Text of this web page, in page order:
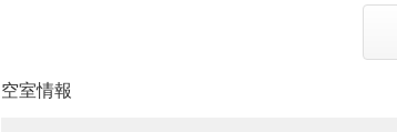
空室情報